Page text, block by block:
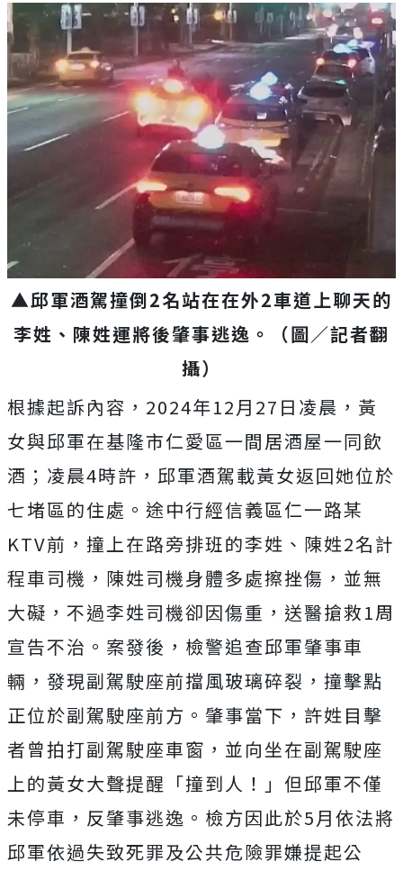
▲邱軍酒駕撞倒2名站在在外2車道上聊天的
李姓、陳姓運將後肇事逃逸。（圖／記者翻
攝）
根據起訴內容，2024年12月27日凌晨，黃
女與邱軍在基隆市仁愛區一間居酒屋一同飲
酒；凌晨4時許， 邱軍酒駕載黃女返回她位於
七堵區的住處。途中行經信義區仁一路某
KTV前，撞上在路旁排班的李姓、陳姓2名計
程車司機，陳姓司機身體多處擦挫傷，並無
大礙，不過李姓司機卻因傷重，送醫搶救1周
宣告不治。案發後，檢警追查邱軍肇事車
輛，發現副駕駛座前擋風玻璃碎裂，撞擊點
正位於副駕駛座前方。肇事當下，許姓目擊
者曾拍打副駕駛座車窗，並向坐在副駕駛座
上的黃女大聲提醒「撞到人！」但邱軍不僅
未停車，反肇事逃逸。檢方因此於5月依法將
邱軍依過失致死罪及公共危險罪嫌提起公